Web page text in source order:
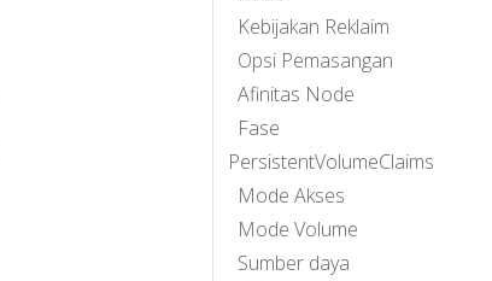
Kebijakan Reklaim
Opsi Pemasangan
Afinitas Node
Fase
PersistentVolumeClaims
Mode Akses
Mode Volume
Sumber daya